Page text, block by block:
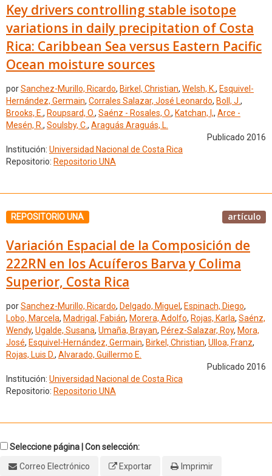
Key drivers controlling stable isotope
variations in daily precipitation of Costa
Rica: Caribbean Sea versus Eastern Pacific
Ocean moisture sources
porSanchez-Murillo, Ricardo, Birkel, Christian, Welsh, K., Esquivel-
Hernández, Germain, Corrales Salazar, José Leonardo, Boll, J.,
Brooks, E., Roupsard, O., Saénz - Rosales, O., Katchan, I,, Arce -
Mesén, R., Soulsby, C., Araguás Araguás, L.
Publicado 2016
Institución: Universidad Nacional de Costa Rica
Repositorio: Repositorio UNA
REPOSITORIO UNA artículo
Variación Espacial de la Composición de
222RN en los Acuíferos Barva y Colima
Superior, Costa Rica
porSanchez-Murillo, Ricardo, Delgado, Miguel , Espinach, Diego,
Lobo, Marcela, Madrigal, Fabián, Morera, Adolfo, Rojas, Karla, Saénz,
Wendy, Ugalde, Susana, Umaña, Brayan, Pérez-Salazar, Roy, Mora,
José, Esquivel-Hernández, Germain, Birkel, Christian, Ulloa, Franz,
Rojas, Luis D., Alvarado, Guillermo E.
Publicado 2016
Institución: Universidad Nacional de Costa Rica
Repositorio: Repositorio UNA
Seleccione página | Con selección:
Correo Electrónico
Exportar Imprimir